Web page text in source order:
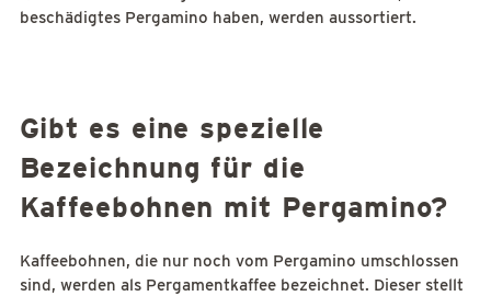
beschädigtes Pergamino haben, werden aussortiert.
Gibt es eine spezielle
Bezeichnung für die
Kaffeebohnen mit Pergamino?
Kaffeebohnen, die nur noch vom Pergamino umschlossen
sind, werden als Pergamentkaffee bezeichnet. Dieser stellt